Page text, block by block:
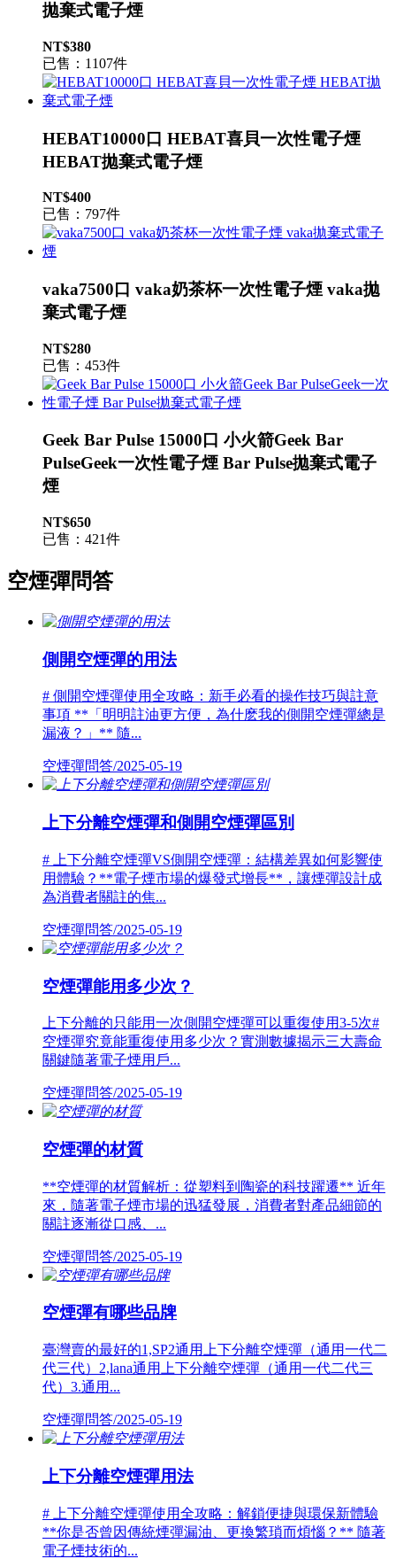
拋棄式電子煙
NT$380
已售：1107件
HEBAT10000口 HEBAT喜貝一次性電子煙
HEBAT拋棄式電子煙
NT$400
已售：797件
vaka7500口 vaka奶茶杯一次性電子煙 vaka拋
棄式電子煙
NT$280
已售：453件
Geek Bar Pulse 15000口 小火箭Geek Bar
PulseGeek一次性電子煙 Bar Pulse拋棄式電子
煙
NT$650
已售：421件
空煙彈問答
側開空煙彈的用法
# 側開空煙彈使用全攻略：新手必看的操作技巧與註意
事項 **「明明註油更方便，為什麽我的側開空煙彈總是
漏液？」** 隨...
空煙彈問答/2025-05-19
上下分離空煙彈和側開空煙彈區別
# 上下分離空煙彈VS側開空煙彈：結構差異如何影響使
用體驗？**電子煙市場的爆發式增長**，讓煙彈設計成
為消費者關註的焦...
空煙彈問答/2025-05-19
空煙彈能用多少次？
上下分離的只能用一次側開空煙彈可以重復使用3-5次#
空煙彈究竟能重復使用多少次？實測數據揭示三大壽命
關鍵隨著電子煙用戶...
空煙彈問答/2025-05-19
空煙彈的材質
**空煙彈的材質解析：從塑料到陶瓷的科技躍遷** 近年
來，隨著電子煙市場的迅猛發展，消費者對產品細節的
關註逐漸從口感、...
空煙彈問答/2025-05-19
空煙彈有哪些品牌
臺灣賣的最好的1,SP2通用上下分離空煙彈（通用一代二
代三代）2,lana通用上下分離空煙彈（通用一代二代三
代）3.通用...
空煙彈問答/2025-05-19
上下分離空煙彈用法
# 上下分離空煙彈使用全攻略：解鎖便捷與環保新體驗
**你是否曾因傳統煙彈漏油、更換繁瑣而煩惱？** 隨著
電子煙技術的...